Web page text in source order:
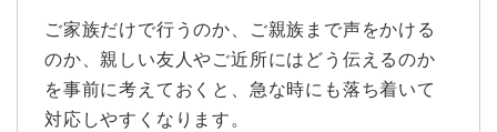
ご家族だけで行うのか、ご親族まで声をかける
のか、親しい友人やご近所にはどう伝えるのか
を事前に考えておくと、急な時にも落ち着いて
対応しやすくなります。